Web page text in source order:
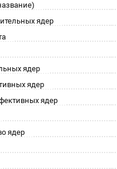
ядер
ядер
ядер
ядер
ядер